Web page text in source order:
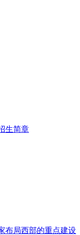
生简章
布局西部的重点建设